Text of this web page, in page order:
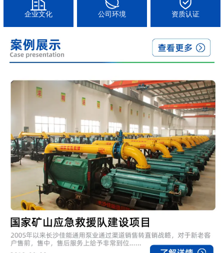
企业文化 公司环境 资质认证